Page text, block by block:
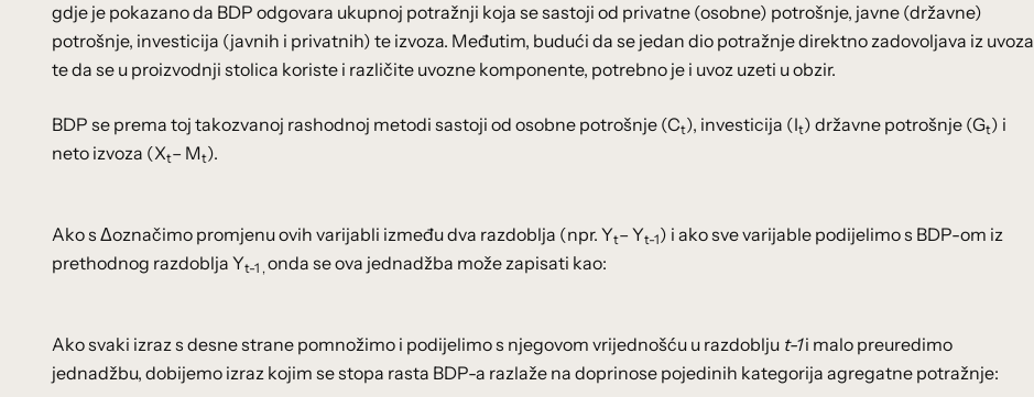
gdje je pokazano da BDP odgovara ukupnoj potražnji koja se sastoji od privatne (osobne) potrošnje, javne (državne)
potrošnje, investicija (javnih i privatnih) te izvoza. Međutim, budući da se jedan dio potražnje direktno zadovoljava iz uvoza
te da se u proizvodnji stolica koriste i različite uvozne komponente, potrebno je i uvoz uzeti u obzir.
BDP se prema toj takozvanoj rashodnoj metodi sastoji od osobne potrošnje (Ct), investicija (It) državne potrošnje (Gt) i
neto izvoza (Xt– Mt).
Ako s Δoznačimo promjenu ovih varijabli između dva razdoblja (npr. Yt– Yt-1) i ako sve varijable podijelimo s BDP-om iz
prethodnog razdoblja Yt-1 ,onda se ova jednadžba može zapisati kao:
Ako svaki izraz s desne strane pomnožimo i podijelimo s njegovom vrijednošću u razdoblju t-1i malo preuredimo
jednadžbu, dobijemo izraz kojim se stopa rasta BDP-a razlaže na doprinose pojedinih kategorija agregatne potražnje: